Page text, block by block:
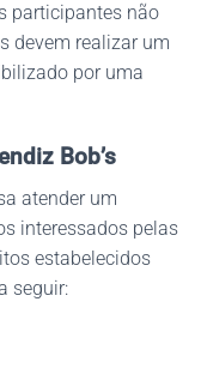
participantes não
devem realizar um
por uma
Bob’s
atender um
interessados pelas
estabelecidos
seguir: